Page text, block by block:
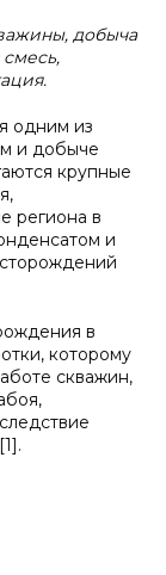
добыча
одним из
и добыче
крупные
региона в
и
в
которому
скважин,